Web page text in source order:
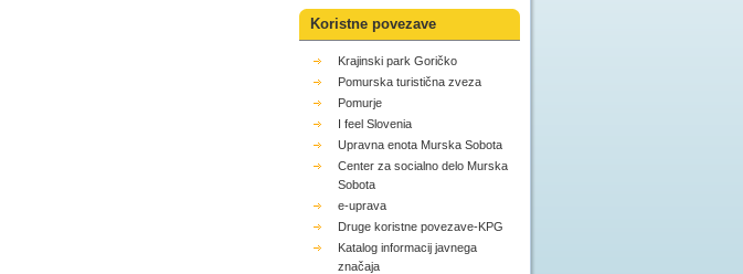
Koristne povezave
Krajinski park Goričko
Pomurska turistična zveza
Pomurje
I feel Slovenia
Upravna enota Murska Sobota
Center za socialno delo Murska
Sobota
e-uprava
Druge koristne povezave-KPG
Katalog informacij javnega
značaja